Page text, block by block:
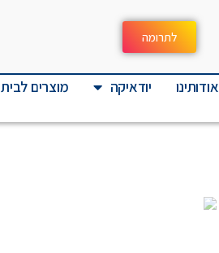
לתרומה
אודותינו יודאיקה מוצרים לבית